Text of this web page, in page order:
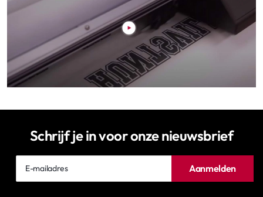
Schrijf je in voor onze nieuwsbrief
mailadres
Aanmelden